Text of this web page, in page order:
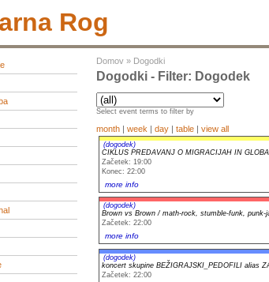
Rog
Domov » Dogodki
Dogodki - Filter: Dogodek
Select event terms to filter by
month | week | day | table | view all
(dogodek)
CIKLUS PREDAVANJ O MIGRACIJAH IN
Začetek: 19:00
Konec: 22:00
more info
(dogodek)
Brown vs Brown / math-rock, stumble-funk, punk-
Začetek: 22:00
more info
(dogodek)
koncert skupine BEŽIGRAJSKI_PEDOFILI alias
Začetek: 22:00